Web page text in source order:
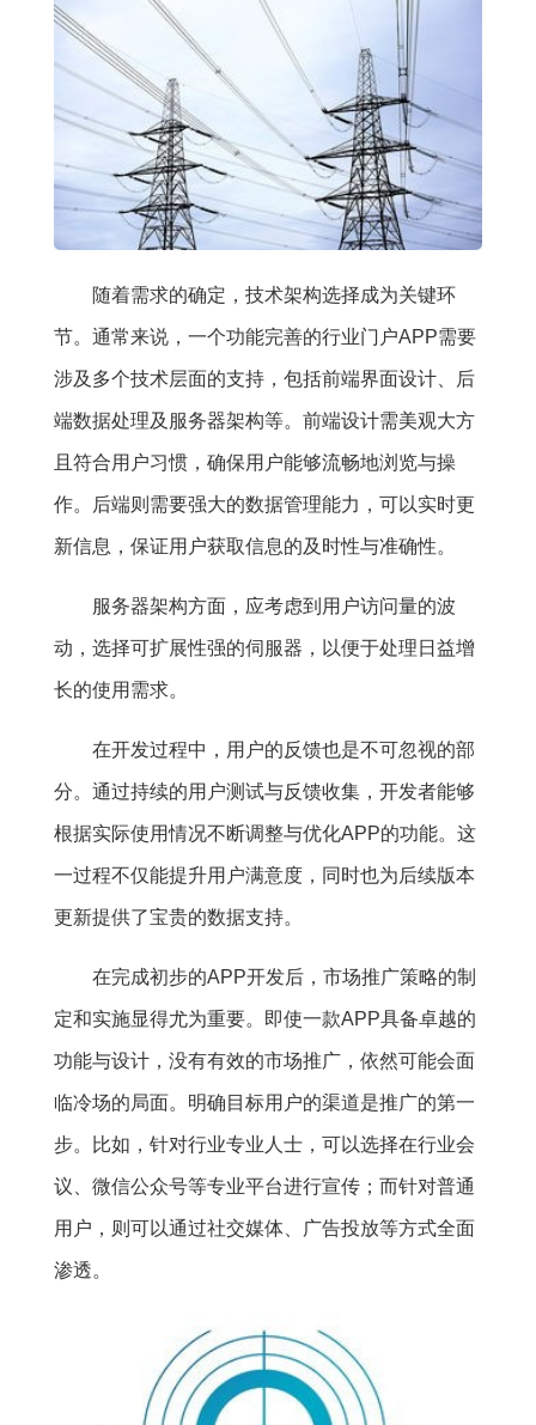
随着需求的确定，技术架构选择成为关键环
节。通常来说，一个功能完善的行业门户APP需要
涉及多个技术层面的支持，包括前端界面设计、后
端数据处理及服务器架构等。前端设计需美观大方
且符合用户习惯，确保用户能够流畅地浏览与操
作。后端则需要强大的数据管理能力，可以实时更
新信息，保证用户获取信息的及时性与准确性。
服务器架构方面，应考虑到用户访问量的波
动，选择可扩展性强的伺服器，以便于处理日益增
长的使用需求。
在开发过程中，用户的反馈也是不可忽视的部
分。通过持续的用户测试与反馈收集，开发者能够
根据实际使用情况不断调整与优化APP的功能。这
一过程不仅能提升用户满意度，同时也为后续版本
更新提供了宝贵的数据支持。
在完成初步的APP开发后，市场推广策略的制
定和实施显得尤为重要。即使一款APP具备卓越的
功能与设计，没有有效的市场推广，依然可能会面
临冷场的局面。明确目标用户的渠道是推广的第一
步。比如，针对行业专业人士，可以选择在行业会
议、微信公众号等专业平台进行宣传；而针对普通
用户，则可以通过社交媒体、广告投放等方式全面
渗透。